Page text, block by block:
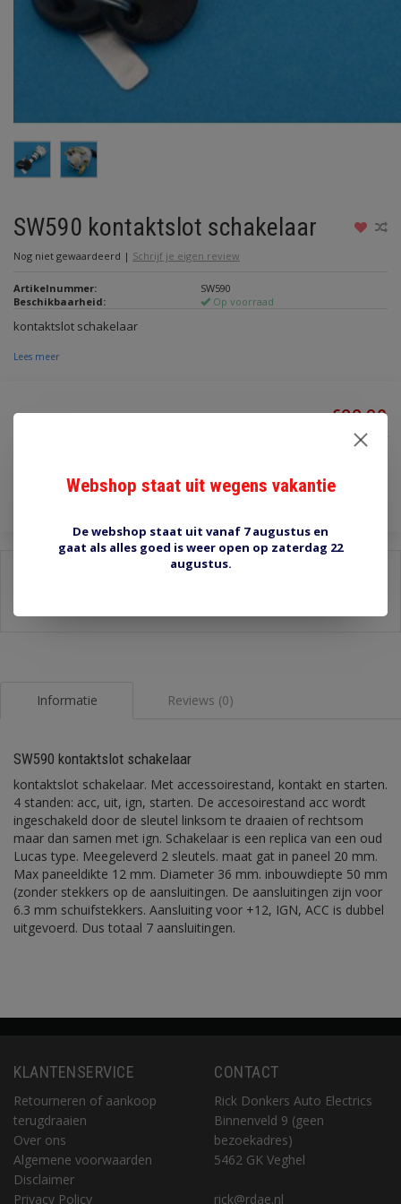
SW590 kontaktslot schakelaar
Nog niet gewaardeerd | Schrijf je eigen review
Artikelnummer:
SW590
Beschikbaarheid:
Op voorraad
kontaktslot schakelaar
Lees meer
€22,30
Incl. btw
-
Informatie Reviews (0)
SW590 kontaktslot schakelaar
kontaktslot schakelaar. Met accessoirestand, kontakt en starten.
4 standen: acc, uit, ign, starten. De accesoirestand acc wordt
ingeschakeld door de sleutel linksom te draaien of rechtsom
maar dan samen met ign. Schakelaar is een replica van een oud
Lucas type. Meegeleverd 2 sleutels. maat gat in paneel 20 mm.
Max paneeldikte 12 mm. Diameter 36 mm. inbouwdiepte 50 mm
(zonder stekkers op de aansluitingen. De aansluitingen zijn voor
6.3 mm schuifstekkers. Aansluiting voor +12, IGN, ACC is dubbel
uitgevoerd. Dus totaal 7 aansluitingen.
KLANTENSERVICE
Retourneren of aankoop
terugdraaien
Over ons
Algemene voorwaarden
Disclaimer
Privacy Policy
CONTACT
Rick Donkers Auto Electrics
Binnenveld 9 (geen
bezoekadres)
5462 GK Veghel
rick@rdae.nl
Webshop staat uit wegens vakantie
De webshop staat uit vanaf 7 augustus en
gaat als alles goed is weer open op zaterdag 22
augustus.